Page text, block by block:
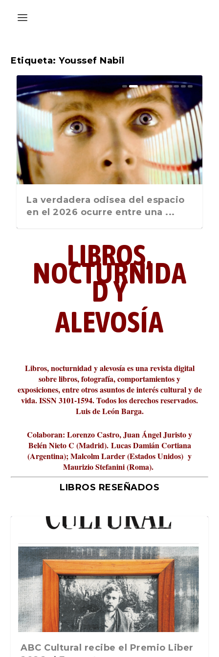
Etiqueta:Youssef Nabil
La última postal de la temporada
nos recuerda que nos vamos ...
La verdadera odisea del espacio
en el 2026 ocurre entre una ...
Liber 2026 al Fomento de la Le...
Revista Cultural Turia, númer...
10.000 pasos al día? Lo que d...
paisajística del mar de Sicil...
París
metafísicos de la novela ne...
LIBROS,
NOCTURNIDA
D Y
ALEVOSÍA
Libros, nocturnidad y alevosía es una revista digital
sobre libros, fotografía, comportamientos y
exposiciones, entre otros asuntos de interés cultural y de
vida. ISSN 3101-1594. Todos los derechos reservados.
Luis de León Barga.
Colaboran: Lorenzo Castro, Juan Ángel Juristo y
Belén Nieto C (Madrid). Lucas Damián Cortiana
(Argentina); Malcolm Larder (Estados Unidos) y
Maurizio Stefanini (Roma).
LIBROS RESEÑADOS
La verdadera odisea del espacio en
ABC Cultural recibe el Premio Liber
La cultura de la transgresión.